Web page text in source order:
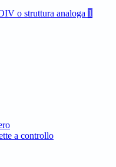
o struttura analoga 1
a controllo